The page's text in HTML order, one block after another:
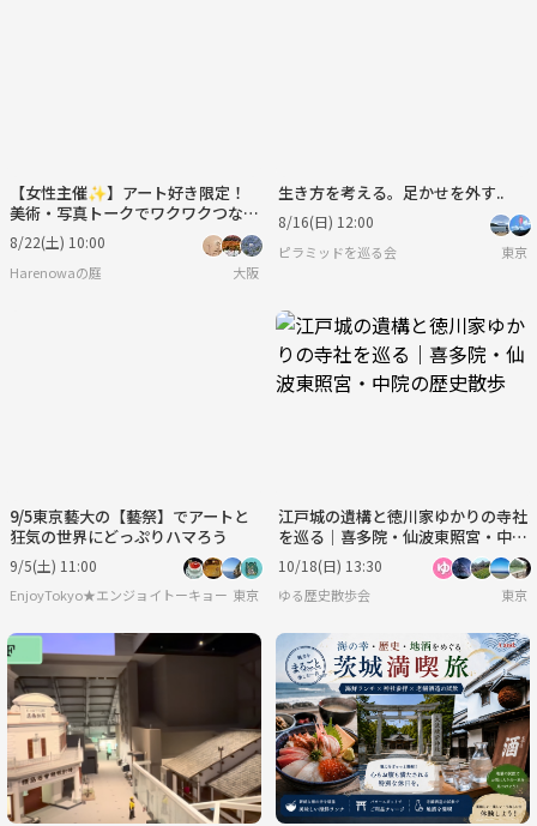
【女性主催✨】アート好き限定！
美術・写真トークでワクワクつなが
るゆるカフェ会🎨
8/22(土) 10:00
Harenowaの庭 大阪
生き方を考える。足かせを外す..
8/16(日) 12:00
ピラミッドを巡る会 東京
9/5東京藝大の【藝祭】でアートと
狂気の世界にどっぷりハマろう
9/5(土) 11:00
EnjoyTokyo★エンジョイトーキョー 〜気持ちだけでも国際派〜
東京
江戸城の遺構と徳川家ゆかりの寺社
を巡る｜喜多院・仙波東照宮・中院
の歴史散歩
10/18(日) 13:30
ゆる歴史散歩会 東京